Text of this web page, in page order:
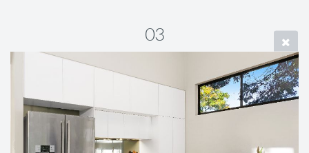
03